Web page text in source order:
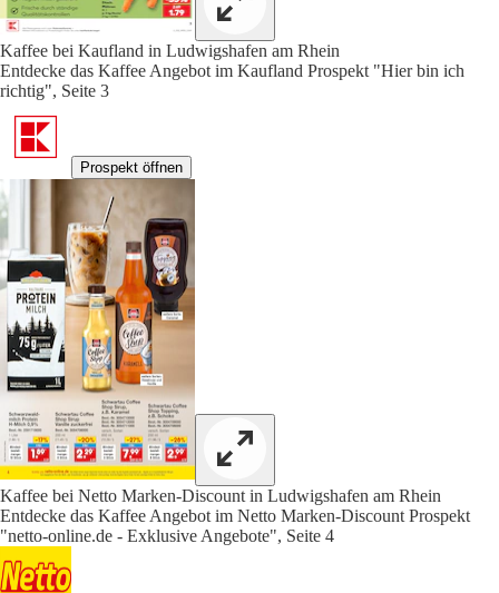
Kaffee bei Kaufland in Ludwigshafen am Rhein
Entdecke das Kaffee Angebot im Kaufland Prospekt "Hier bin ich
richtig", Seite 3
Prospekt öffnen
Kaffee bei Netto Marken-Discount in Ludwigshafen am Rhein
Entdecke das Kaffee Angebot im Netto Marken-Discount Prospekt
"netto-online.de - Exklusive Angebote", Seite 4